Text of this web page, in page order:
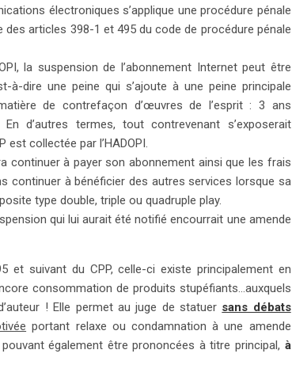
électroniques s’applique une procédure pénale
articles 398-1 et 495 du code de procédure pénale
la suspension de l’abonnement Internet peut être
à-dire une peine qui s’ajoute à une peine principale
de contrefaçon d’œuvres de l’esprit : 3 ans
d’autres termes, tout contrevenant s’exposerait
collectée par l’HADOPI.
continuer à payer son abonnement ainsi que les frais
continuer à bénéficier des autres services lorsque sa
type double, triple ou quadruple play.
qui lui aurait été notifié encourrait une amende
et suivant du CPP, celle-ci existe principalement en
consommation de produits stupéfiants…auxquels
! Elle permet au juge de statuer sans débats
portant relaxe ou condamnation à une amende
également être prononcées à titre principal, à